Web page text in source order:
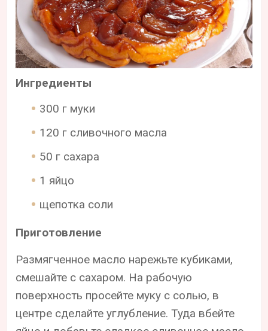
Ингредиенты
300 г муки
120 г сливочного масла
50 г сахара
1 яйцо
щепотка соли
Приготовление
Размягченное масло нарежьте кубиками,
смешайте с сахаром. На рабочую
поверхность просейте муку с солью, в
центре сделайте углубление. Туда вбейте